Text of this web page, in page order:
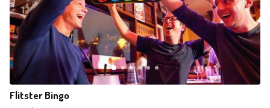
Flitster Bingo